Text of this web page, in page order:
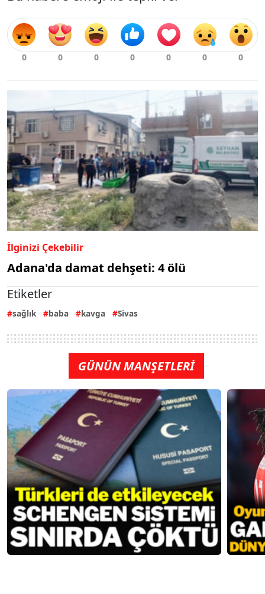
İlginizi Çekebilir
Adana'da damat dehşeti: 4 ölü
Etiketler
sağlık baba kavga Sivas
GÜNÜN MANŞETLERİ